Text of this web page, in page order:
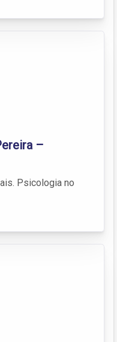
–
Psicologia no